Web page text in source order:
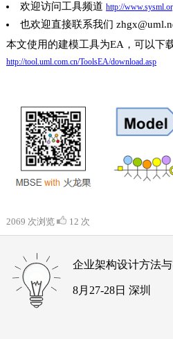
欢迎访问工具频道 http://
也欢迎直接联系我们
本文使用的建模工具为EA，可以下
http://tool.uml.com.cn/ToolsEA/download.asp
2069 次浏览 12 次